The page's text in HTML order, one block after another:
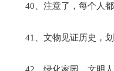
40、注意了，每个人
41、文物见证历史，
42、绿化家园，文明人